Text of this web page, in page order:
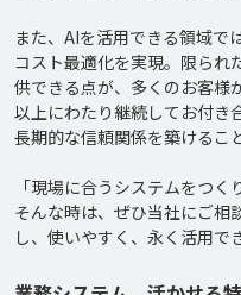
また、AIを活用できる領域で
コスト最適化を実現。限られ
供できる点が、多くのお客様
以上にわたり継続してお付き
長期的な信頼関係を築けるこ
「現場に合うシステムをつく
そんな時は、ぜひ当社にご相